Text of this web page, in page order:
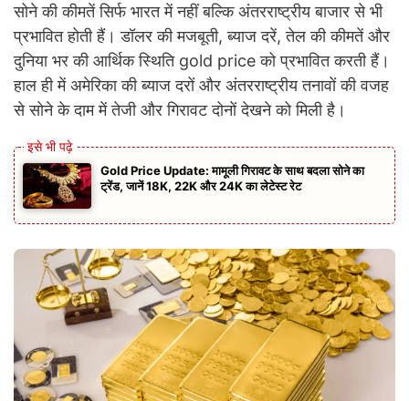
सोने की कीमतें सिर्फ भारत में नहीं बल्कि अंतरराष्ट्रीय बाजार से भी
प्रभावित होती हैं। डॉलर की मजबूती, ब्याज दरें, तेल की कीमतें और
दुनिया भर की आर्थिक स्थिति gold price को प्रभावित करती हैं।
हाल ही में अमेरिका की ब्याज दरों और अंतरराष्ट्रीय तनावों की वजह
से सोने के दाम में तेजी और गिरावट दोनों देखने को मिली है।
Gold Price Update: मामूली गिरावट के साथ बदला सोने का
ट्रेंड, जानें 18K, 22K और 24K का लेटेस्ट रेट